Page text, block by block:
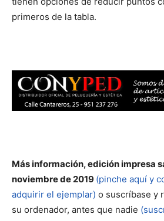
primeros de la tabla.
Más información, edición impresa
noviembrede 2019 (pinche aquí y
adquirir el ejemplar) o suscríbase y
su ordenador, antes que nadie